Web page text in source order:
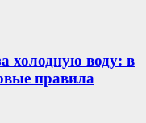
холодную воду: в
правила